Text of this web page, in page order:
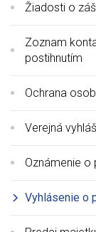
Žiadosti o
Zoznam
postihnutím
Ochrana
Verejná
Oznámenie
Vyhlásenie o